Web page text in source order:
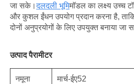
जा सके।दलदली भूमिमॉडल का लक्ष्य उच्च
और कुशल ईंधन उपयोग प्रदान करना है,
दोनों अनुप्रयोगों के लिए उपयुक्त बनाया जा
उत्पाद पैरामीटर
नमूना मार्च-ईए52